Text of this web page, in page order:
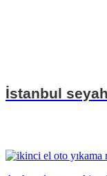
İstanbul